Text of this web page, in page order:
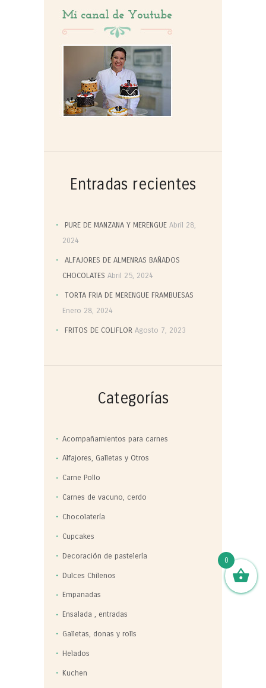
Entradas recientes
PURE DE MANZANA Y MERENGUE Abril 28,
2024
ALFAJORES DE ALMENRAS BAÑADOS
CHOCOLATES Abril 25, 2024
TORTA FRIA DE MERENGUE FRAMBUESAS
Enero 28, 2024
FRITOS DE COLIFLOR Agosto 7, 2023
Categorías
Acompañamientos para carnes
Alfajores, Galletas y Otros
Carne Pollo
Carnes de vacuno, cerdo
Chocolatería
Cupcakes
Decoración de pastelería
Dulces Chilenos
Empanadas
Ensalada , entradas
Galletas, donas y rolls
Helados
Kuchen
0